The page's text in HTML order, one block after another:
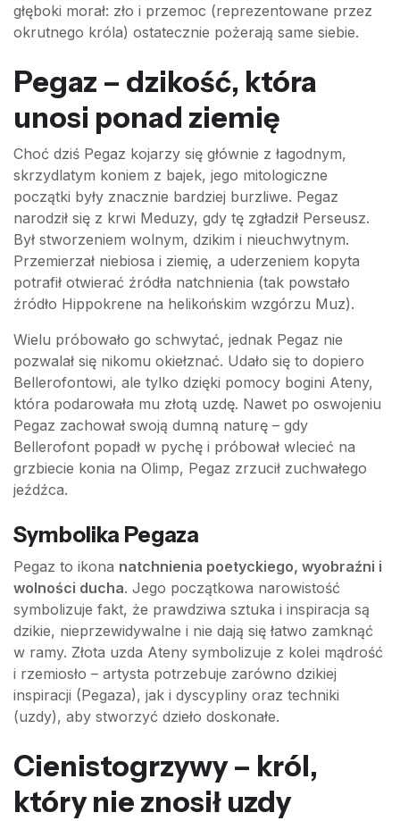
głęboki morał: zło i przemoc (reprezentowane przez
okrutnego króla) ostatecznie pożerają same siebie.
Pegaz – dzikość, która
unosi ponad ziemię
Choć dziś Pegaz kojarzy się głównie z łagodnym,
skrzydlatym koniem z bajek, jego mitologiczne
początki były znacznie bardziej burzliwe. Pegaz
narodził się z krwi Meduzy, gdy tę zgładził Perseusz.
Był stworzeniem wolnym, dzikim i nieuchwytnym.
Przemierzał niebiosa i ziemię, a uderzeniem kopyta
potrafił otwierać źródła natchnienia (tak powstało
źródło Hippokrene na helikońskim wzgórzu Muz).
Wielu próbowało go schwytać, jednak Pegaz nie
pozwalał się nikomu okiełznać. Udało się to dopiero
Bellerofontowi, ale tylko dzięki pomocy bogini Ateny,
która podarowała mu złotą uzdę. Nawet po oswojeniu
Pegaz zachował swoją dumną naturę – gdy
Bellerofont popadł w pychę i próbował wlecieć na
grzbiecie konia na Olimp, Pegaz zrzucił zuchwałego
jeźdźca.
Symbolika Pegaza
Pegaz to ikona natchnienia poetyckiego, wyobraźni i
wolności ducha. Jego początkowa narowistość
symbolizuje fakt, że prawdziwa sztuka i inspiracja są
dzikie, nieprzewidywalne i nie dają się łatwo zamknąć
w ramy. Złota uzda Ateny symbolizuje z kolei mądrość
i rzemiosło – artysta potrzebuje zarówno dzikiej
inspiracji (Pegaza), jak i dyscypliny oraz techniki
(uzdy), aby stworzyć dzieło doskonałe.
Cienistogrzywy – król,
który nie znosił uzdy